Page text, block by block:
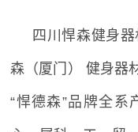
四川悍森健身
森（厦门） 健身器
“悍德森”品牌全系